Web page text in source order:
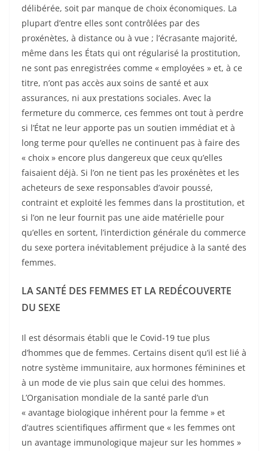
délibérée, soit par manque de choix économiques. La
plupart d’entre elles sont contrôlées par des
proxénètes, à distance ou à vue ; l’écrasante majorité,
même dans les États qui ont régularisé la prostitution,
ne sont pas enregistrées comme « employées » et, à ce
titre, n’ont pas accès aux soins de santé et aux
assurances, ni aux prestations sociales. Avec la
fermeture du commerce, ces femmes ont tout à perdre
si l’État ne leur apporte pas un soutien immédiat et à
long terme pour qu’elles ne continuent pas à faire des
« choix » encore plus dangereux que ceux qu’elles
faisaient déjà. Si l’on ne tient pas les proxénètes et les
acheteurs de sexe responsables d’avoir poussé,
contraint et exploité les femmes dans la prostitution, et
si l’on ne leur fournit pas une aide matérielle pour
qu’elles en sortent, l’interdiction générale du commerce
du sexe portera inévitablement préjudice à la santé des
femmes.
LA SANTÉ DES FEMMES ET LA REDÉCOUVERTE
DU SEXE
Il est désormais établi que le Covid-19 tue plus
d’hommes que de femmes. Certains disent qu’il est lié à
notre système immunitaire, aux hormones féminines et
à un mode de vie plus sain que celui des hommes.
L’Organisation mondiale de la santé parle d’un
« avantage biologique inhérent pour la femme » et
d’autres scientifiques affirment que « les femmes ont
un avantage immunologique majeur sur les hommes »